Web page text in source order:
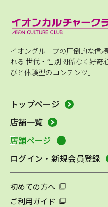
イオングループの圧倒的な信
れる 世代・性別関係なく好奇
びと体験型のコンテンツ」
トップページ
店舗一覧
店舗ページ
ログイン・新規会員登録
初めての方へ
ご利用ガイド